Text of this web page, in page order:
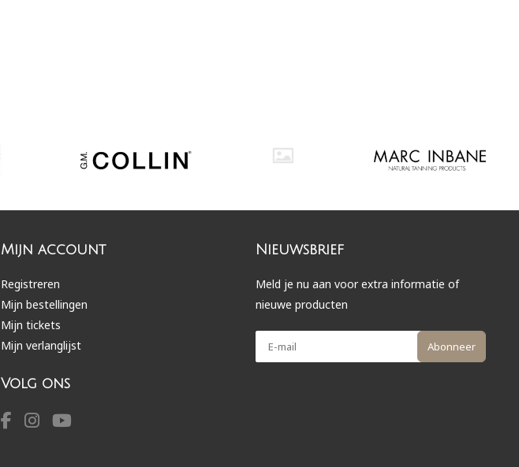
Mijn account
Registreren
Mijn bestellingen
Mijn tickets
Mijn verlanglijst
Volg ons
Nieuwsbrief
Meld je nu aan voor extra informatie of
nieuwe producten
Abonneer